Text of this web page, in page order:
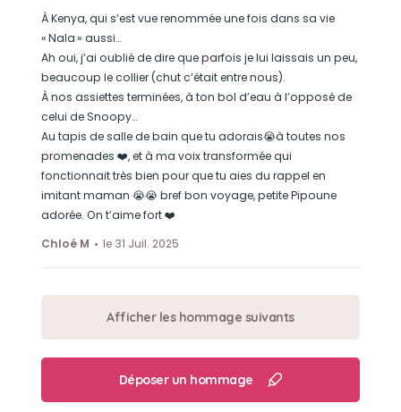
À Kenya, qui s’est vue renommée une fois dans sa vie
« Nala » aussi…
Ah oui, j’ai oublié de dire que parfois je lui laissais un peu,
beaucoup le collier (chut c’était entre nous).
À nos assiettes terminées, à ton bol d’eau à l’opposé de
celui de Snoopy…
Au tapis de salle de bain que tu adorais😭à toutes nos
promenades ❤️, et à ma voix transformée qui
fonctionnait très bien pour que tu aies du rappel en
imitant maman 😭😭 bref bon voyage, petite Pipoune
adorée. On t’aime fort ❤️
Chloé M
le 31 Juil. 2025
Afficher les hommage suivants
Déposer un hommage